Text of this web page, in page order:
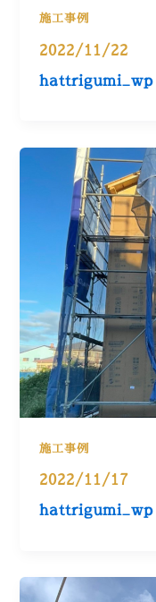
施工事例
2022/11/22
hattrigumi_wp
施工事例
2022/11/17
hattrigumi_wp